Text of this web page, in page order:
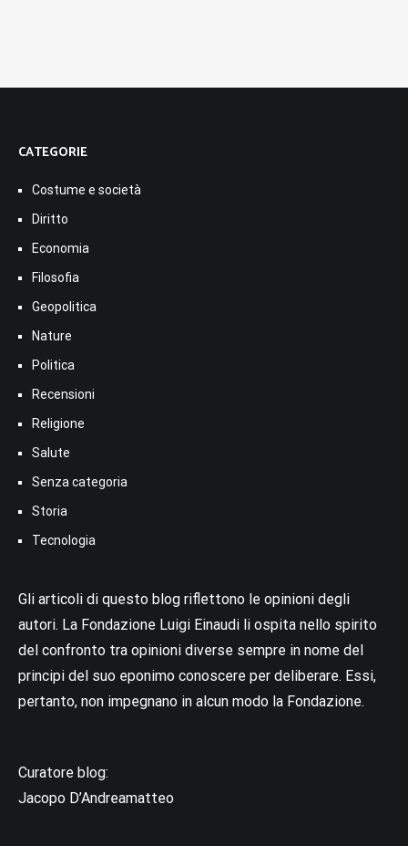
CATEGORIE
Costume e società
Diritto
Economia
Filosofia
Geopolitica
Nature
Politica
Recensioni
Religione
Salute
Senza categoria
Storia
Tecnologia
Gli articoli di questo blog riflettono le opinioni degli
autori. La Fondazione Luigi Einaudi li ospita nello spirito
del confronto tra opinioni diverse sempre in nome del
principi del suo eponimo conoscere per deliberare. Essi,
pertanto, non impegnano in alcun modo la Fondazione.
Curatore blog:
Jacopo D’Andreamatteo